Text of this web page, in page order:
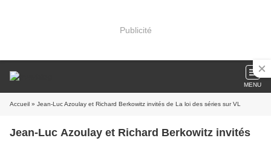
Publicité
MENU
Accueil » Jean-Luc Azoulay et Richard Berkowitz invités de La loi des séries sur VL
Jean-Luc Azoulay et Richard Berkowitz invités